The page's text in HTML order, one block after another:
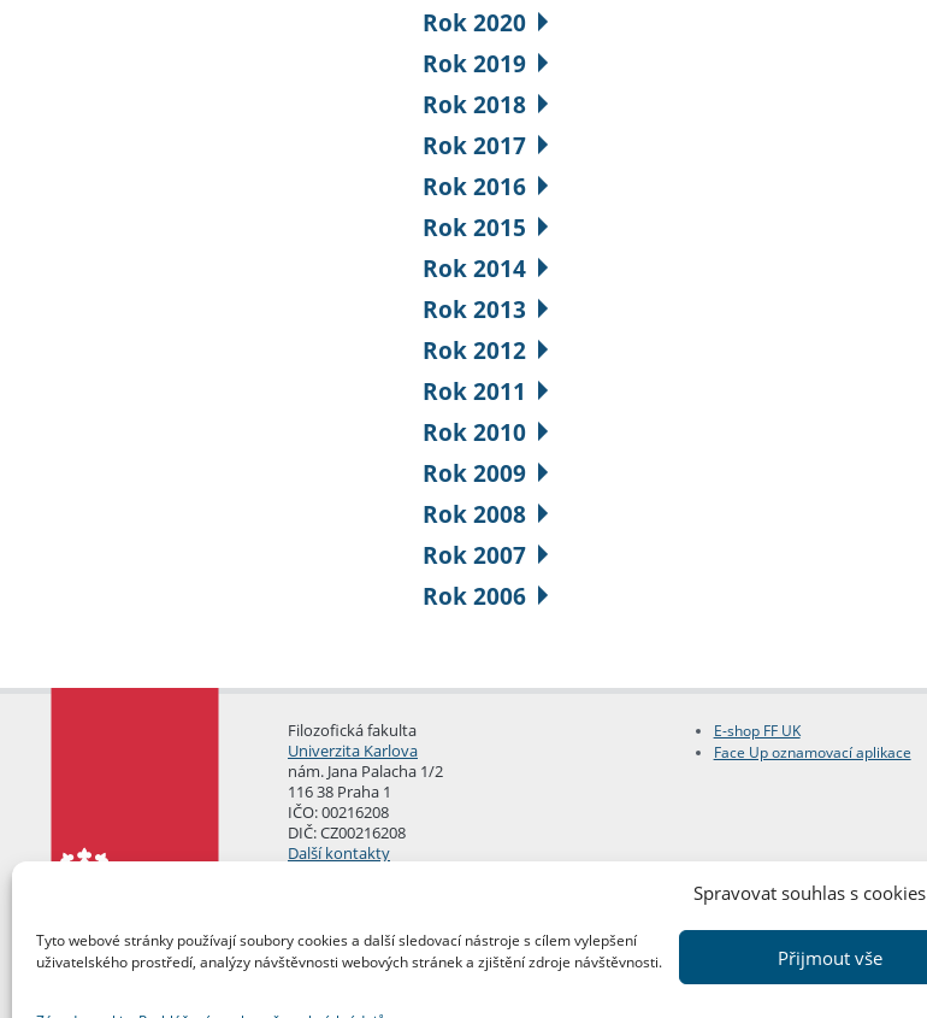
Spravovat souhlas s cookies
Tyto webové stránky používají soubory cookies a další sledovací nástroje s cílem vylepšení
uživatelského prostředí, analýzy návštěvnosti webových stránek a zjištění zdroje návštěvnosti.
Přijmout vše
Rok 2020
Rok 2019
Rok 2018
Rok 2017
Rok 2016
Rok 2015
Rok 2014
Rok 2013
Rok 2012
Rok 2011
Rok 2010
Rok 2009
Rok 2008
Rok 2007
Rok 2006
Filozofická fakulta
Univerzita Karlova
nám. Jana Palacha 1/2
116 38 Praha 1
IČO: 00216208
DIČ: CZ00216208
Další kontakty
E-shop FF UK
Face Up oznamovací aplikace